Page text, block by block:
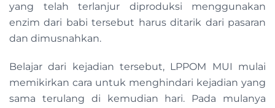
yang telah terlanjur diproduksi menggunakan
enzim dari babi tersebut harus ditarik dari pasaran
dan dimusnahkan.
Belajar dari kejadian tersebut, LPPOM MUI mulai
memikirkan cara untuk menghindari kejadian yang
sama terulang di kemudian hari. Pada mulanya